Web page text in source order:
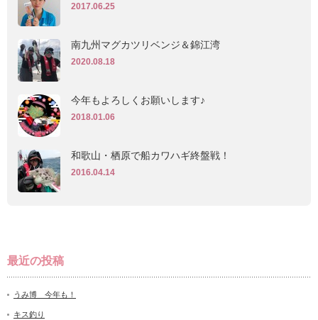
2017.06.25
南九州マグカツリベンジ＆錦江湾
2020.08.18
今年もよろしくお願いします♪
2018.01.06
和歌山・栖原で船カワハギ終盤戦！
2016.04.14
最近の投稿
うみ博 今年も！
キス釣り